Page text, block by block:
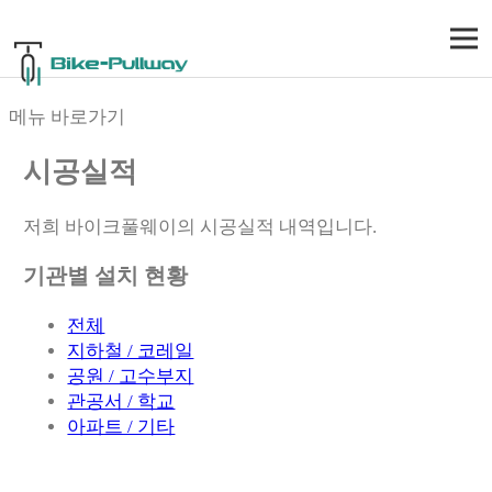
메뉴 바로가기
시공실적
저희 바이크풀웨이의 시공실적 내역입니다.
기관별 설치 현황
전체
지하철 / 코레일
공원 / 고수부지
관공서 / 학교
아파트 / 기타